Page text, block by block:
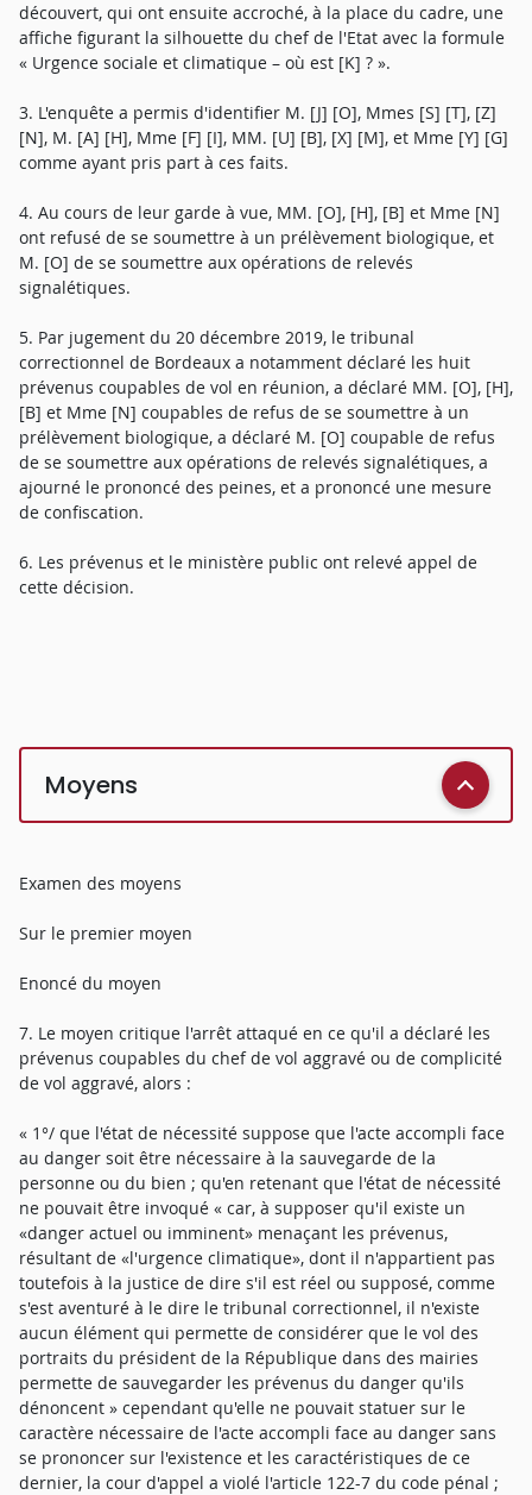
découvert, qui ont ensuite accroché, à la place du cadre, une
affiche figurant la silhouette du chef de l'Etat avec la formule
« Urgence sociale et climatique – où est [K] ? ».
3. L'enquête a permis d'identifier M. [J] [O], Mmes [S] [T], [Z]
[N], M. [A] [H], Mme [F] [I], MM. [U] [B], [X] [M], et Mme [Y] [G]
comme ayant pris part à ces faits.
4. Au cours de leur garde à vue, MM. [O], [H], [B] et Mme [N]
ont refusé de se soumettre à un prélèvement biologique, et
M. [O] de se soumettre aux opérations de relevés
signalétiques.
5. Par jugement du 20 décembre 2019, le tribunal
correctionnel de Bordeaux a notamment déclaré les huit
prévenus coupables de vol en réunion, a déclaré MM. [O], [H],
[B] et Mme [N] coupables de refus de se soumettre à un
prélèvement biologique, a déclaré M. [O] coupable de refus
de se soumettre aux opérations de relevés signalétiques, a
ajourné le prononcé des peines, et a prononcé une mesure
de confiscation.
6. Les prévenus et le ministère public ont relevé appel de
cette décision.
Moyens
Examen des moyens
Sur le premier moyen
Enoncé du moyen
7. Le moyen critique l'arrêt attaqué en ce qu'il a déclaré les
prévenus coupables du chef de vol aggravé ou de complicité
de vol aggravé, alors :
« 1°/ que l'état de nécessité suppose que l'acte accompli face
au danger soit être nécessaire à la sauvegarde de la
personne ou du bien ; qu'en retenant que l'état de nécessité
ne pouvait être invoqué « car, à supposer qu'il existe un
«danger actuel ou imminent» menaçant les prévenus,
résultant de «l'urgence climatique», dont il n'appartient pas
toutefois à la justice de dire s'il est réel ou supposé, comme
s'est aventuré à le dire le tribunal correctionnel, il n'existe
aucun élément qui permette de considérer que le vol des
portraits du président de la République dans des mairies
permette de sauvegarder les prévenus du danger qu'ils
dénoncent » cependant qu'elle ne pouvait statuer sur le
caractère nécessaire de l'acte accompli face au danger sans
se prononcer sur l'existence et les caractéristiques de ce
dernier, la cour d'appel a violé l'article 122-7 du code pénal ;